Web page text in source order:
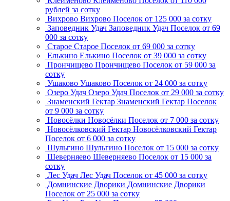
рублей за сотку
Вихрово Вихрово Поселок от 125 000 за сотку
Заповедник Удач Заповедник Удач Поселок от 69
000 за сотку
Старое Старое Поселок от 69 000 за сотку
Елькино Елькино Поселок от 39 000 за сотку
Прончищево Прончищево Поселок от 59 000 за
сотку
Ушаково Ушаково Поселок от 24 000 за сотку
Озеро Удач Озеро Удач Поселок от 29 000 за сотку
Знаменский Гектар Знаменский Гектар Поселок
от 9 000 за сотку
Новосёлки Новосёлки Поселок от 7 000 за сотку
Новосёлковский Гектар Новосёлковский Гектар
Поселок от 6 000 за сотку
Шульгино Шульгино Поселок от 15 000 за сотку
Шеверняево Шеверняево Поселок от 15 000 за
сотку
Лес Удач Лес Удач Поселок от 45 000 за сотку
Домнинские Дворики Домнинские Дворики
Поселок от 25 000 за сотку